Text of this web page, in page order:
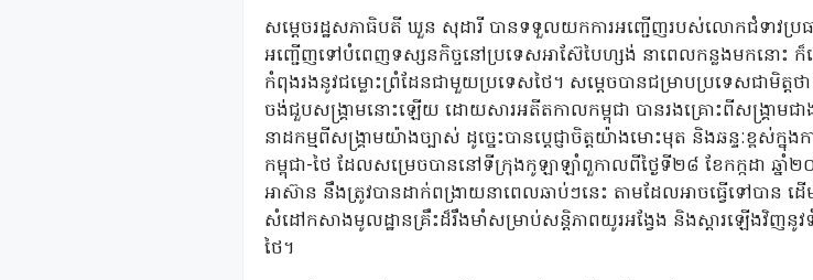
សម្តេចរដ្ឋសភាធិបតី ឃួន សុដារី បានទទួលយកការអញ្ជើញរបស់លោកជំទាវប្រធ
អញ្ជើញទៅបំពេញទស្សនកិច្ចនៅប្រទេសអាស៊ែបៃហ្សង់ នាពេលកន្លងមកនោះ
កំពុងរងនូវជម្លោះព្រំដែនជាមួយប្រទេសថៃ។ សម្តេចបានជម្រាបប្រទេសជាមិ
ចង់ជួបសង្រ្គាមនោះឡើយ ដោយសារអតីតកាលកម្ពុជា បានរងគ្រោះពីសង្រ្គាម
នាដកម្មពីសង្រ្គាមយ៉ាងច្បាស់ ដូច្នេះបានប្តេជ្ញាចិត្តយ៉ាងមោះមុត និងឆន្ទៈខ្
កម្ពុជា-ថៃ ដែលសម្រេចបាននៅទីក្រុងកូឡាឡាំពួកាលពីថ្ងៃទី២៨ ខែកក្កដា ឆ្នាំ
អាស៊ាន នឹងត្រូវបានដាក់ពង្រាយនាពេលឆាប់ៗនេះ តាមដែលអាចធ្វើទៅបាន
សំដៅកសាងមូលដ្ឋានគ្រឹះដ៏រឹងមាំសម្រាប់សន្តិភាពយូរអង្វែង និងស្តារឡើងវិញនូវ
ថៃ។